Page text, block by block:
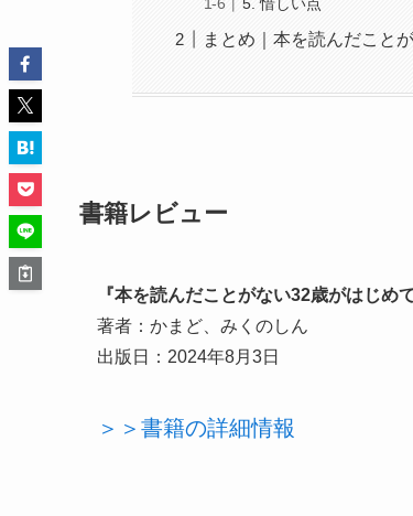
5. 惜しい点
まとめ｜本を読んだこと
書籍レビュー
『本を読んだことがない32歳がはじめ
著者：かまど、みくのしん
出版日：2024年8月3日
＞＞書籍の詳細情報